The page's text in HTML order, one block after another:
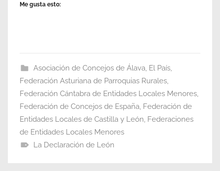
Me gusta esto:
Asociación de Concejos de Álava, El País,
Federación Asturiana de Parroquias Rurales,
Federación Cántabra de Entidades Locales Menores,
Federación de Concejos de España, Federación de
Entidades Locales de Castilla y León, Federaciones
de Entidades Locales Menores
La Declaración de León